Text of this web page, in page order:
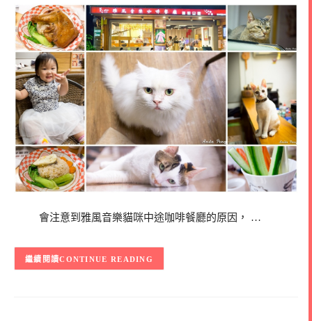
會注意到雅風音樂貓咪中途咖啡餐廳的原因， …
CONTINUE READING